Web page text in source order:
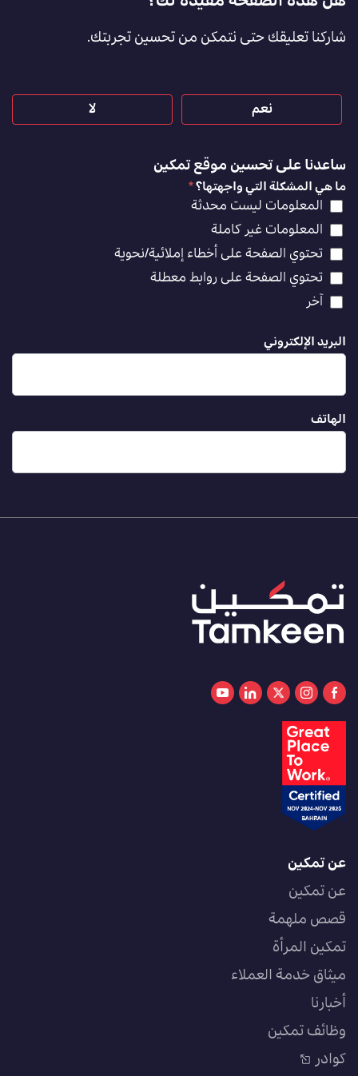
Feedback
[AR]
شاركنا تعليقك حتى نتمكن من تحسين تجربتك.
نعم لا
ساعدنا على تحسين موقع تمكين
ما هي المشكلة التي واجهتها؟*
المعلومات ليست محدثة
المعلومات غير كاملة
تحتوي الصفحة على أخطاء إملائية/نحوية
تحتوي الصفحة على روابط معطلة
آخر
البريد الإلكتروني
الهاتف
عن تمكين
عن تمكين
قصص ملهمة
تمكين المرأة
ميثاق خدمة العملاء
أخبارنا
وظائف تمكين
كوادر